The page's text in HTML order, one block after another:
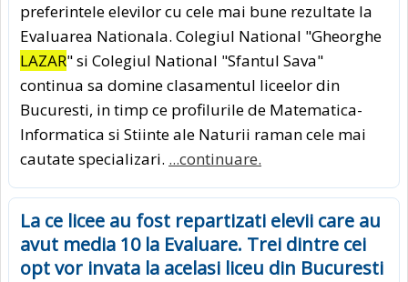
preferintele elevilor cu cele mai bune rezultate la
Evaluarea Nationala. Colegiul National "Gheorghe
LAZAR" si Colegiul National "Sfantul Sava"
continua sa domine clasamentul liceelor din
Bucuresti, in timp ce profilurile de Matematica-
Informatica si Stiinte ale Naturii raman cele mai
cautate specializari. ...continuare.
La ce licee au fost repartizati elevii care au
avut media 10 la Evaluare. Trei dintre cei
opt vor invata la acelasi liceu din Bucuresti